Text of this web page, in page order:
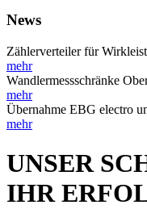
News
Zählerverteiler für
mehr
Wandlermessschränke
mehr
Übernahme EBG electro
mehr
UNSER
IHR